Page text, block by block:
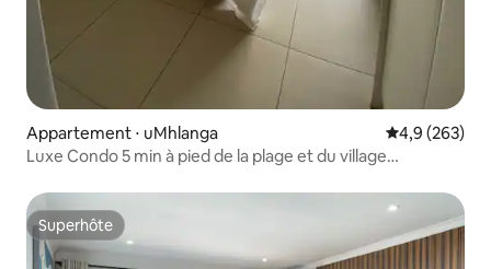
Appartement ⋅ uMhlanga Évaluation
4,9 (263)
Luxe Condo 5 min à pied de la plage et du village
Superhôte
Superhôte